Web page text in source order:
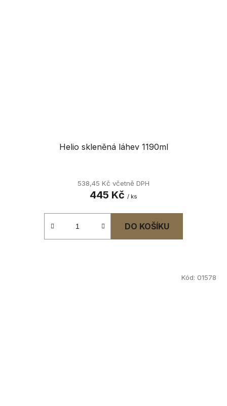
Helio skleněná láhev 1190ml
538,45 Kč včetně DPH
445 Kč / ks
DO KOŠÍKU
Kód: 01578